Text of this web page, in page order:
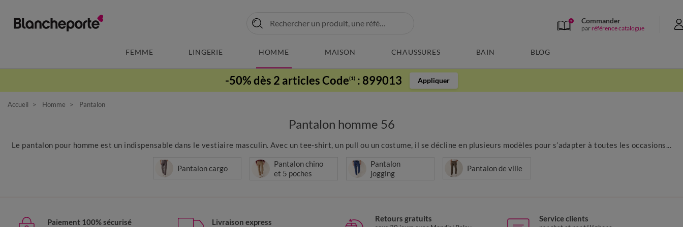
Commander
par référence catalogue
FEMME LINGERIE HOMME MAISON CHAUSSURES BAIN BLOG
-50% dès 2 articles Code(1) : 899013 Appliquer
Accueil Homme Pantalon
Pantalon homme 56
Le pantalon pour homme est un indispensable dans le vestiaire masculin. Avec un tee-shirt, un pull ou un costume, il se décline en plusieurs modèles pour s’adapter à toutes les occasions...
Pantalon cargo
Pantalon chino
et 5 poches
Pantalon
jogging
Pantalon de ville
Paiement 100% sécurisé Livraison express Retours gratuits Service clients